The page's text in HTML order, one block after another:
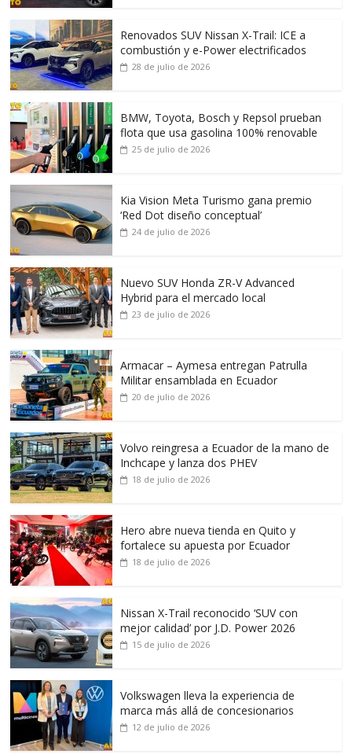
Renovados SUV Nissan X-Trail: ICE a
combustión y e-Power electrificados
28 de julio de 2026
BMW, Toyota, Bosch y Repsol prueban
flota que usa gasolina 100% renovable
25 de julio de 2026
Kia Vision Meta Turismo gana premio
‘Red Dot diseño conceptual’
24 de julio de 2026
Nuevo SUV Honda ZR-V Advanced
Hybrid para el mercado local
23 de julio de 2026
Armacar – Aymesa entregan Patrulla
Militar ensamblada en Ecuador
20 de julio de 2026
Volvo reingresa a Ecuador de la mano de
Inchcape y lanza dos PHEV
18 de julio de 2026
Hero abre nueva tienda en Quito y
fortalece su apuesta por Ecuador
18 de julio de 2026
Nissan X-Trail reconocido ‘SUV con
mejor calidad’ por J.D. Power 2026
15 de julio de 2026
Volkswagen lleva la experiencia de
marca más allá de concesionarios
12 de julio de 2026